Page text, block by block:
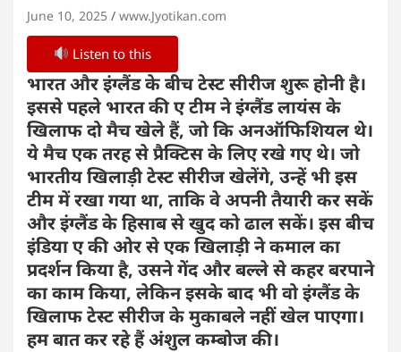
June 10, 2025 www.Jyotikan.com
Listen to this
भारत और इंग्लैंड के बीच टेस्ट सीरीज शुरू होनी है।
इससे पहले भारत की ए टीम ने इंग्लैंड लायंस के
खिलाफ दो मैच खेले हैं, जो कि अनऑफिशियल थे।
ये मैच एक तरह से प्रैक्टिस के लिए रखे गए थे। जो
भारतीय खिलाड़ी टेस्ट सीरीज खेलेंगे, उन्हें भी इस
टीम में रखा गया था, ताकि वे अपनी तैयारी कर सकें
और इंग्लैंड के हिसाब से खुद को ढाल सकें। इस बीच
इंडिया ए की ओर से एक खिलाड़ी ने कमाल का
प्रदर्शन किया है, उसने गेंद और बल्ले से कहर बरपाने
का काम किया, लेकिन इसके बाद भी वो इंग्लैंड के
खिलाफ टेस्ट सीरीज के मुकाबले नहीं खेल पाएगा।
हम बात कर रहे हैं अंशुल कम्बोज की।